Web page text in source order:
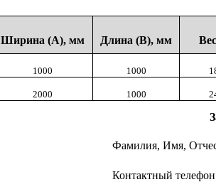
Ширина (А), мм Длина (В), мм
1000 1000
2000 1000
Фамилия, Имя,
Контактный